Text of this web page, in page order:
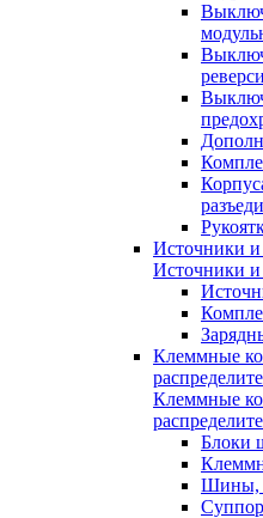
Источники и
Источники и
Клеммные
Клеммные
Блоки
Шины,